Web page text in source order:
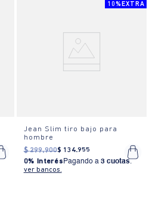
10%EXTRA
Jean Slim tiro bajo para
hombre
$ 299.900$ 134.955
0% Interés Pagando a 3 cuotas.
ver bancos.